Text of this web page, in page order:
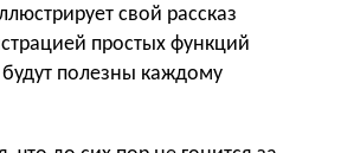
свой рассказ
простых функций
полезны каждому